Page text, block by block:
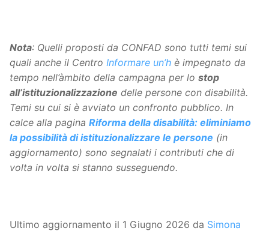
Nota: Quelli proposti da CONFAD sono tutti temi sui
quali anche il Centro Informare un’h è impegnato da
tempo nell’àmbito della campagna per lo stop
all’istituzionalizzazione delle persone con disabilità.
Temi su cui si è avviato un confronto pubblico. In
calce alla pagina Riforma della disabilità: eliminiamo
la possibilità di istituzionalizzare le persone (in
aggiornamento) sono segnalati i contributi che di
volta in volta si stanno susseguendo.
Ultimo aggiornamento il 1 Giugno 2026 da Simona